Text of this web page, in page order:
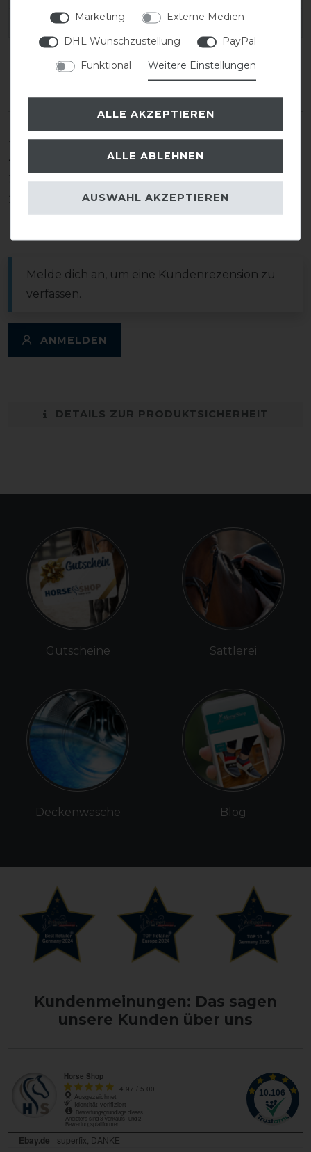
Kundenrezensionen (0)
5
0
4
0
3
0
2
0
1
Melde dich an, um eine Kundenrezension zu
verfassen.
ANMELDEN
DETAILS ZUR PRODUKTSICHERHEIT
Gutscheine
Deckenwäsche
Sattlerei
Blog
Kundenmeinungen: Das sagen
unsere Kunden über uns
Marketing
Externe Medien
DHL Wunschzustellung
PayPal
Funktional
Weitere Einstellungen
ALLE AKZEPTIEREN
ALLE ABLEHNEN
AUSWAHL AKZEPTIEREN